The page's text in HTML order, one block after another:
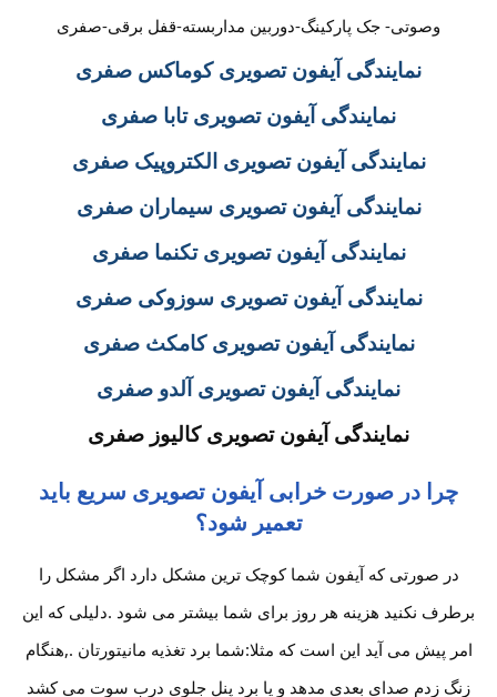
وصوتی- جک پارکینگ-دوربین مداربسته-قفل برقی-صفری
نمایندگی آیفون تصویری کوماکس صفری
نمایندگی آیفون تصویری تابا صفری
نمایندگی آیفون تصویری الکتروپیک صفری
نمایندگی آیفون تصویری سیماران صفری
نمایندگی آیفون تصویری تکنما صفری
نمایندگی آیفون تصویری سوزوکی صفری
نمایندگی آیفون تصویری کامکث صفری
نمایندگی آیفون تصویری آلدو صفری
نمایندگی آیفون تصویری کالیوز صفری
چرا در صورت خرابی آیفون تصویری سریع باید
تعمیر شود؟
در صورتی که آیفون شما کوچک ترین مشکل دارد اگر مشکل را
برطرف نکنید هزینه هر روز برای شما بیشتر می شود .دلیلی که این
امر پیش می آید این است که مثلا:شما برد تغذیه مانیتورتان .,هنگام
زنگ زدم صدای بعدی مدهد و یا برد پنل جلوی درب سوت می کشد